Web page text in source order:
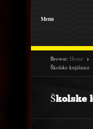
Menu
Browse: Home
Školske knjižnice
Školske